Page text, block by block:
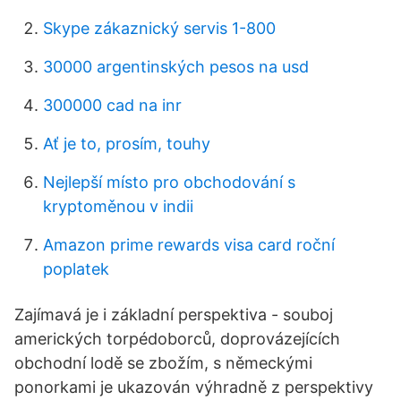
Skype zákaznický servis 1-800
30000 argentinských pesos na usd
300000 cad na inr
Ať je to, prosím, touhy
Nejlepší místo pro obchodování s
kryptoměnou v indii
Amazon prime rewards visa card roční
poplatek
Zajímavá je i základní perspektiva - souboj
amerických torpédoborců, doprovázejících
obchodní lodě se zbožím, s německými
ponorkami je ukazován výhradně z perspektivy